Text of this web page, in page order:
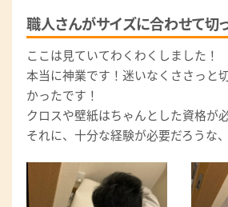
職人さんがサイズに合わせて切
ここは見ていてわくわくしました！
本当に神業です！迷いなくささっと
かったです！
クロスや壁紙はちゃんとした資格が
それに、十分な経験が必要だろうな